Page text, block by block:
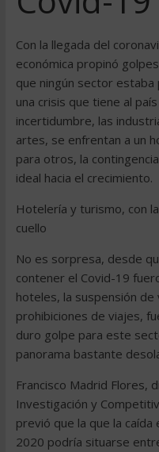
Con la llegada del
económica propinó
que ningún sector
una crisis que tiene al
incertidumbre, las
artes, se enfrentan a un
para otros, la
ideal hacia el crecimiento.
Hotelería y turismo, con
cuello
No es sorpresa, desde
contener el Covid-19
hoteles, la suspensión
prohibiciones de viajes,
duro golpe para este
panorama bastante
Francisco Madrid Flores,
Investigación y
previó que la que la
2020 podría situarse